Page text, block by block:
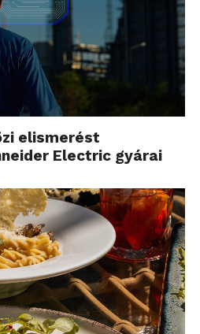
elismerést
Electric gyárai